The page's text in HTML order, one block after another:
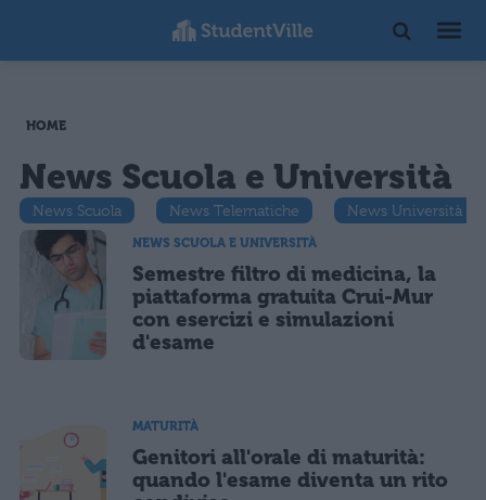
HOME
News Scuola e Università
News Scuola News Telematiche News Università
NEWS SCUOLA E UNIVERSITÀ
Semestre filtro di medicina, la
piattaforma gratuita Crui-Mur
con esercizi e simulazioni
d'esame
MATURITÀ
Genitori all'orale di maturità:
quando l'esame diventa un rito